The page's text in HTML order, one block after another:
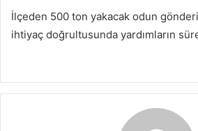
İlçeden 500 ton yakacak odun
ihtiyaç doğrultusunda yardımların